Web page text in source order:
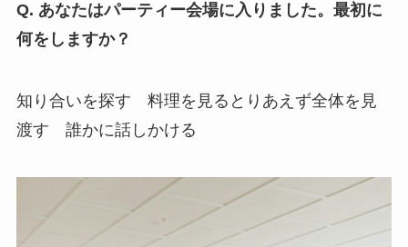
Q. あなたはパーティー会場に入りました。最初に
何をしますか？
知り合いを探す 料理を見るとりあえず全体を見
渡す 誰かに話しかける